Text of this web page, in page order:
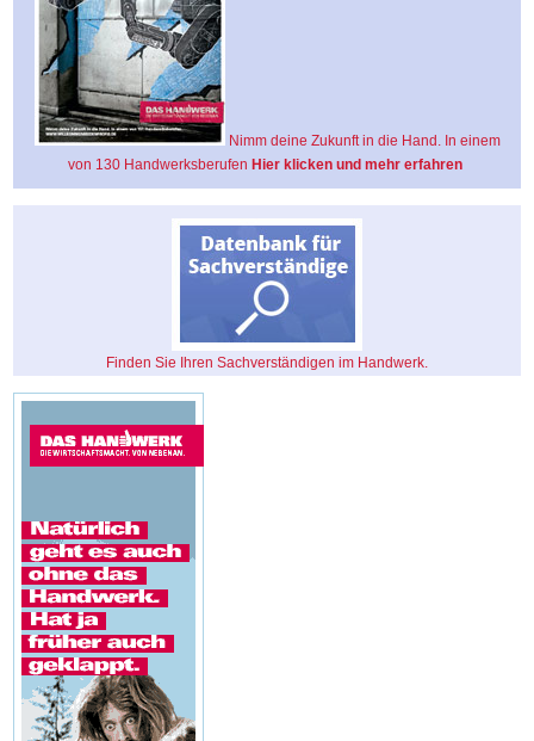
Nimm deine Zukunft in die Hand. In einem
von 130 Handwerksberufen Hier klicken und mehr erfahren
Finden Sie Ihren Sachverständigen im Handwerk.